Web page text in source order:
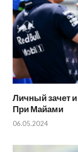
Личный зачет и
При Майами
06.05.2024